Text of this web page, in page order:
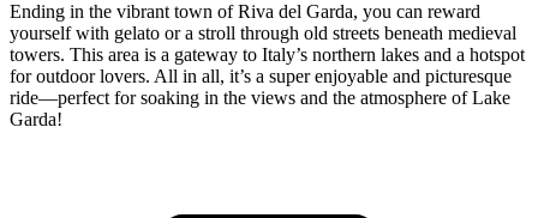
Ending in the vibrant town of Riva del Garda, you can reward
yourself with gelato or a stroll through old streets beneath medieval
towers. This area is a gateway to Italy’s northern lakes and a hotspot
for outdoor lovers. All in all, it’s a super enjoyable and picturesque
ride—perfect for soaking in the views and the atmosphere of Lake
Garda!